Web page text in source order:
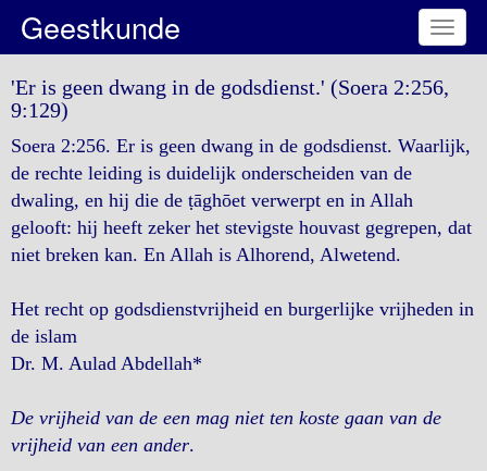
Toggle
Geestkunde
'Er is geen dwang in de godsdienst.' (Soera 2:256,
9:129)
Soera 2:256. Er is geen dwang in de godsdienst. Waarlijk,
de rechte leiding is duidelijk onderscheiden van de
dwaling, en hij die de ṭāghōet verwerpt en in Allah
gelooft: hij heeft zeker het stevigste houvast gegrepen, dat
niet breken kan. En Allah is Alhorend, Alwetend.
Het recht op godsdienstvrijheid en burgerlijke vrijheden in
de islam
Dr. M. Aulad Abdellah*
De vrijheid van de een mag niet ten koste gaan van de
vrijheid van een ander.